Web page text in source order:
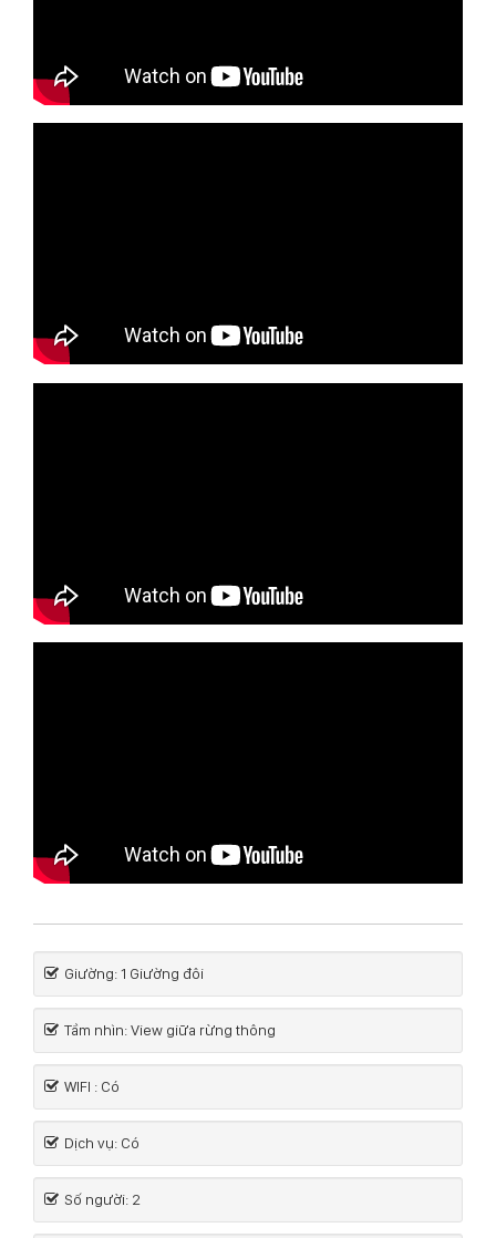
Giường: 1 Giường đôi
Tầm nhìn: View giữa rừng thông
WIFI : Có
Dịch vụ: Có
Số người: 2